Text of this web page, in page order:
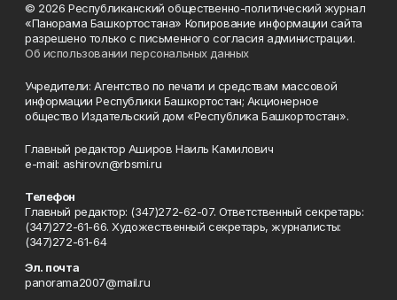
© 2026 Республиканский общественно-политический журнал
«Панорама Башкортостана» Копирование информации сайта
разрешено только с письменного согласия администрации.
Об использовании персональных данных
Учредители: Агентство по печати и средствам массовой
информации Республики Башкортостан; Акционерное
общество Издательский дом «Республика Башкортостан».
Главный редактор Аширов Наиль Камилович
e-mail: ashirov.n@rbsmi.ru
Телефон
Главный редактор: (347)272-62-07. Ответственный секретарь:
(347)272-61-66. Художественный секретарь, журналисты:
(347)272-61-64
Эл. почта
panorama2007@mail.ru